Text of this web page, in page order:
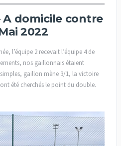
A domicile contre
2022
l’équipe 2 recevait l’équipe 4 de
nos gaillonnais étaient
simples, gaillon mène 3/1, la victoire
été cherchés le point du double.